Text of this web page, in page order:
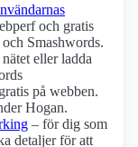
och gratis
Smashwords.
eller ladda
på webben.
Hogan.
– för dig som
detaljer för att